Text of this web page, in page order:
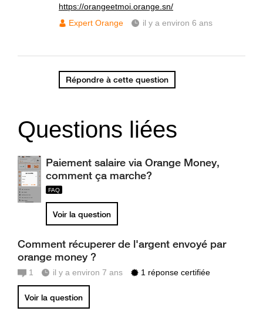
https://orangeetmoi.orange.sn/
Expert Orange
il y a environ 6 ans
Répondre à cette question
Questions liées
Paiement salaire via Orange Money,
comment ça marche?
Voir la question
Comment récuperer de l'argent envoyé par
orange money ?
1 il y a environ 7 ans 1 réponse certifiée
Voir la question